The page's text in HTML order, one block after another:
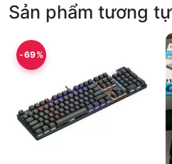
Sản phẩm tương tự
-69%